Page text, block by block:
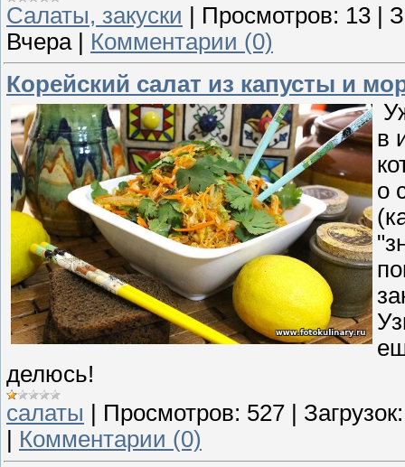
Cалаты, закуски | Просмотров: 13 |
Вчера | Комментарии (0)
Корейский салат из капусты и
в
о
делюсь!
салаты
Просмотров: 527
Загрузок:
Комментарии (0)